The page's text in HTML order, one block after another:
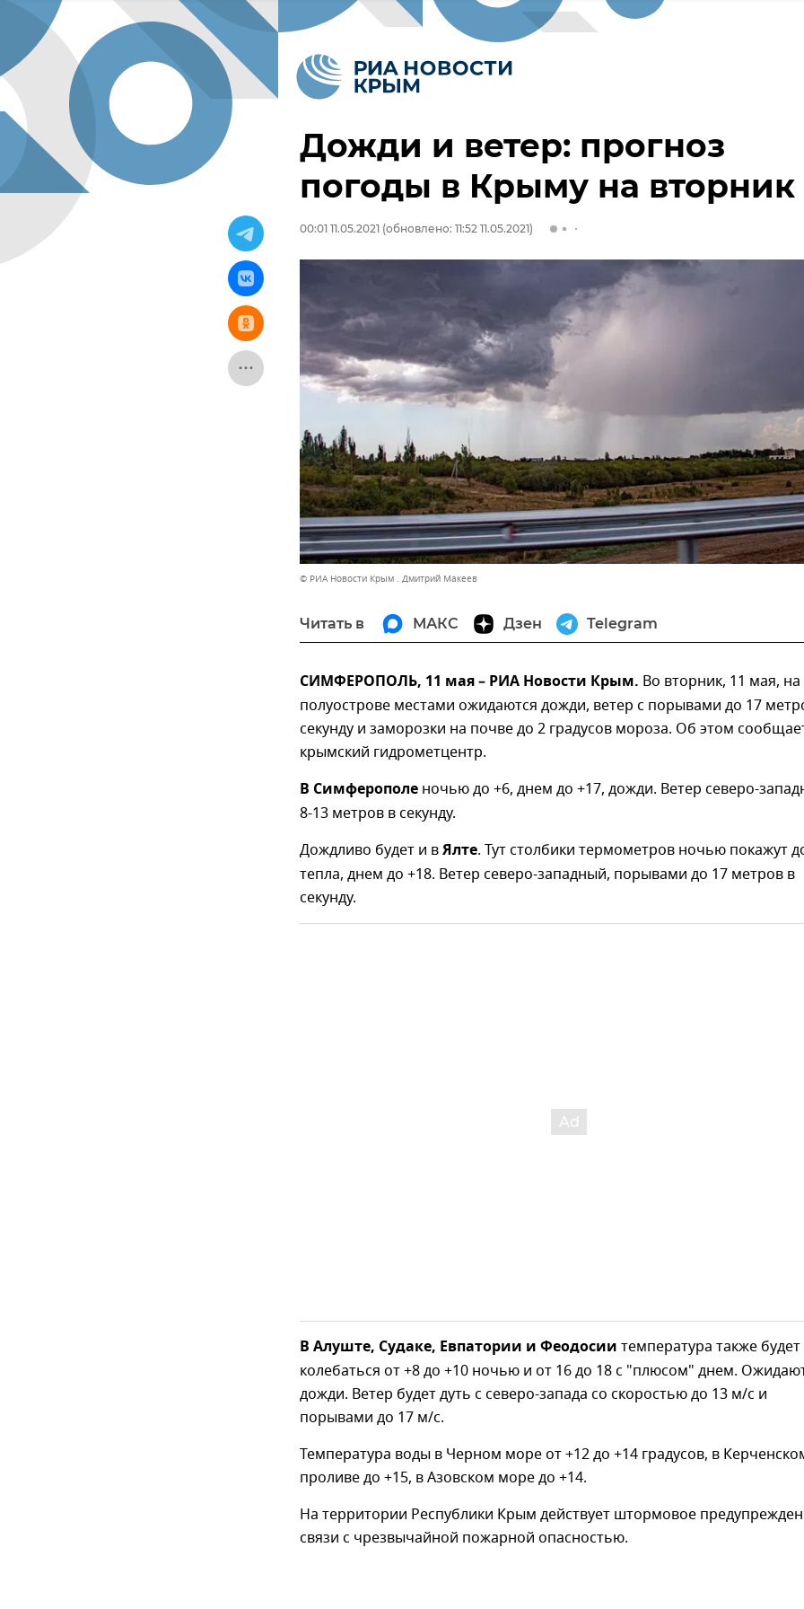
Дожди и ветер: прогноз
погоды в Крыму на вторник
00:01 11.05.2021 (обновлено: 11:52 11.05.2021)
© РИА Новости Крым . Дмитрий Макеев
Читать в МАКС Дзен Telegram
СИМФЕРОПОЛЬ, 11 мая – РИА Новости Крым. Во вторник, 11 мая, на
полуострове местами ожидаются дожди, ветер с порывами до 17
секунду и заморозки на почве до 2 градусов мороза. Об этом
крымский гидрометцентр.
В Симферополе ночью до +6, днем до +17, дожди. Ветер северо-
8-13 метров в секунду.
Дождливо будет и вЯлте. Тут столбики термометров ночью покажут
тепла, днем до +18. Ветер северо-западный, порывами до 17 метров в
секунду.
В Алуште, Судаке, Евпатории и Феодосии температура также будет
колебаться от +8 до +10 ночью и от 16 до 18 с "плюсом" днем.
дожди. Ветер будет дуть с северо-запада со скоростью до 13 м/с и
порывами до 17 м/с.
Температура воды в Черном море от +12 до +14 градусов, в
проливе до +15, в Азовском море до +14.
На территории Республики Крым действует штормовое
связи с чрезвычайной пожарной опасностью.